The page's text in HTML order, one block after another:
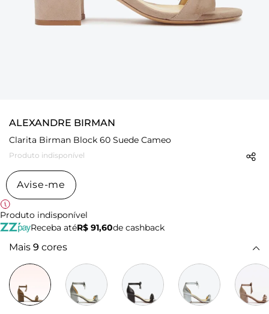
ALEXANDRE BIRMAN
Clarita Birman Block 60 Suede Cameo
Produto indisponível
Avise-me
Produto indisponível
Receba atéR$ 91,60de cashback
Mais 9 cores